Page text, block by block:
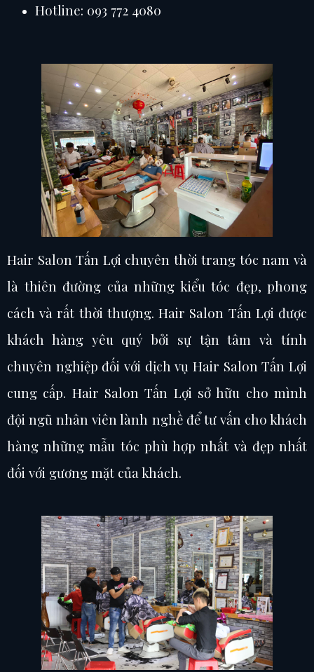
Hotline: 093 772 4080
Hair Salon Tấn Lợi chuyên thời trang tóc nam và
là thiên đường của những kiểu tóc đẹp, phong
cách và rất thời thượng. Hair Salon Tấn Lợi được
khách hàng yêu quý bởi sự tận tâm và tính
chuyên nghiệp đối với dịch vụ Hair Salon Tấn Lợi
cung cấp. Hair Salon Tấn Lợi sở hữu cho mình
đội ngũ nhân viên lành nghề để tư vấn cho khách
hàng những mẫu tóc phù hợp nhất và đẹp nhất
đối với gương mặt của khách.